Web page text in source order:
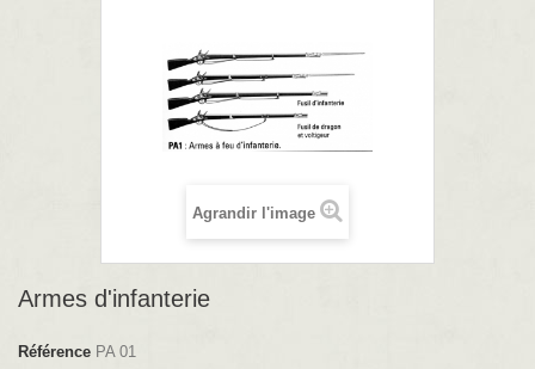
Agrandir l'image
Armes d'infanterie
Référence PA 01